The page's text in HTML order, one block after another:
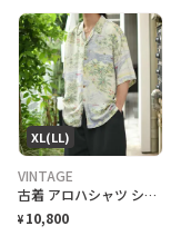
XL(LL)
VINTAGE
古着 アロハシャツ シルクシャツ レーヨンシャツ 柄シャツ 総柄シャツ
¥ 10,800